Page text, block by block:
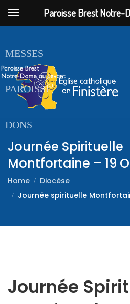
ACCUEIL
MESSES
PAROISSE
DONS
Journée Spirituelle
Montfortaine – 19
Home
Diocèse
Journée spirituelle
Journée
Paroisse Brest Notre-